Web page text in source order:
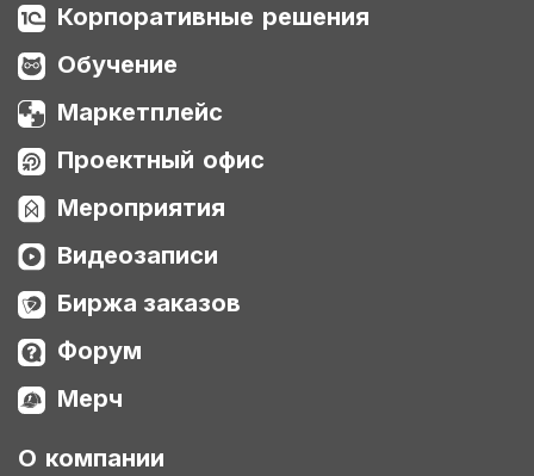
Корпоративные решения
Обучение
Маркетплейс
Проектный офис
Мероприятия
Видеозаписи
Биржа заказов
Форум
Мерч
О компании